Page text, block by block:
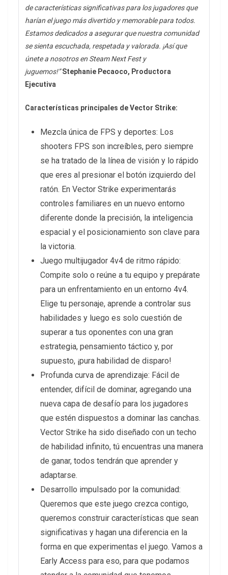
de características significativas para los jugadores que
harían el juego más divertido y memorable para todos.
Estamos dedicados a asegurar que nuestra comunidad
se sienta escuchada, respetada y valorada. ¡Así que
únete a nosotros en Steam Next Fest y
juguemos!”Stephanie Pecaoco, Productora
Ejecutiva
Características principales de Vector Strike:
Mezcla única de FPS y deportes: Los
shooters FPS son increíbles, pero siempre
se ha tratado de la línea de visión y lo rápido
que eres al presionar el botón izquierdo del
ratón. En Vector Strike experimentarás
controles familiares en un nuevo entorno
diferente donde la precisión, la inteligencia
espacial y el posicionamiento son clave para
la victoria.
Juego multijugador 4v4 de ritmo rápido:
Compite solo o reúne a tu equipo y prepárate
para un enfrentamiento en un entorno 4v4.
Elige tu personaje, aprende a controlar sus
habilidades y luego es solo cuestión de
superar a tus oponentes con una gran
estrategia, pensamiento táctico y, por
supuesto, ¡pura habilidad de disparo!
Profunda curva de aprendizaje: Fácil de
entender, difícil de dominar, agregando una
nueva capa de desafío para los jugadores
que estén dispuestos a dominar las canchas.
Vector Strike ha sido diseñado con un techo
de habilidad infinito, tú encuentras una manera
de ganar, todos tendrán que aprender y
adaptarse.
Desarrollo impulsado por la comunidad:
Queremos que este juego crezca contigo,
queremos construir características que sean
significativas y hagan una diferencia en la
forma en que experimentas el juego. Vamos a
Early Access para eso, para que podamos